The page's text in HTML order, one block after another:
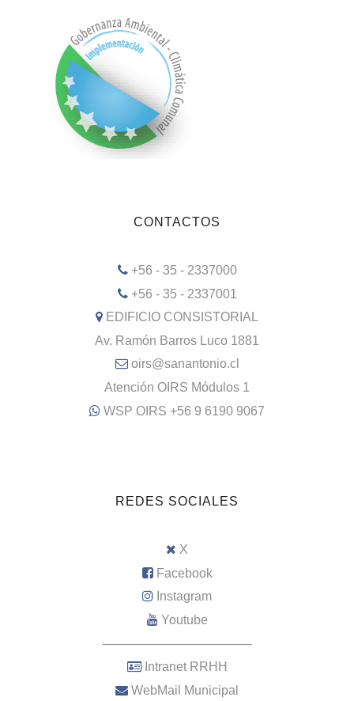
CONTACTOS
+56 - 35 - 2337000
+56 - 35 - 2337001
EDIFICIO CONSISTORIAL
Av. Ramón Barros Luco 1881
oirs@sanantonio.cl
Atención OIRS Módulos 1
WSP OIRS +56 9 6190 9067
REDES SOCIALES
X
Facebook
Instagram
Youtube
–––––––––––––––––––––
Intranet RRHH
WebMail Municipal